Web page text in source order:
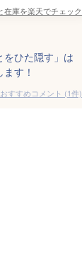
在庫を楽天でチェック
ひた隠す」は
す！
すすめコメント (1件)